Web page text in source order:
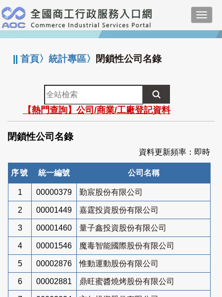
跳
到
主
要
:::
||首頁〉統計專區〉 閉鎖性公司名錄
全
站
檢
索
【熱門查詢】公司/商業/工廠登記資料
閉鎖性公司名錄
資料更新頻率：即時
序號 統一編號 公司名稱
1 00000379 勤宸股份有限公司
2 00001449 嘉霆投資股份有限公司
3 00001460 量子鑫投資股份有限公司
4 00001546 魔毒智能國際股份有限公司
5 00002876 惟動運動股份有限公司
6 00002881 鼎旺蜜醬燒烤股份有限公司